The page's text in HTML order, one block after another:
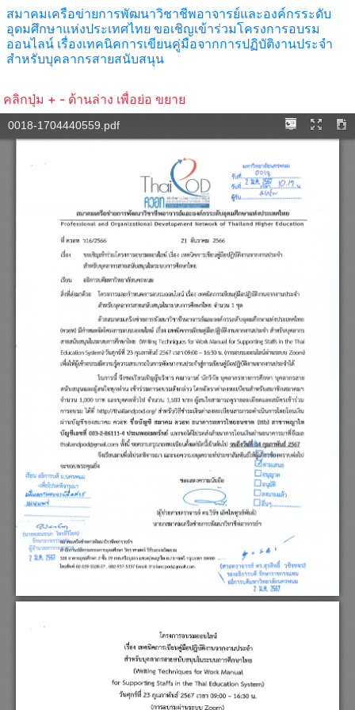
สมาคมเครือข่ายการพัฒนาวิชาชีพอาจารย์และองค์กรระดับ
อุดมศึกษาแห่งประเทศไทย ขอเชิญเข้าร่วมโครงการอบรม
ออนไลน์ เรื่องเทคนิคการเขียนคู่มือจากการปฏิบัติงานประจำ
สำหรับบุคลากรสายสนับสนุน
คลิกปุ่ม + - ด้านล่าง เพื่อย่อ ขยาย